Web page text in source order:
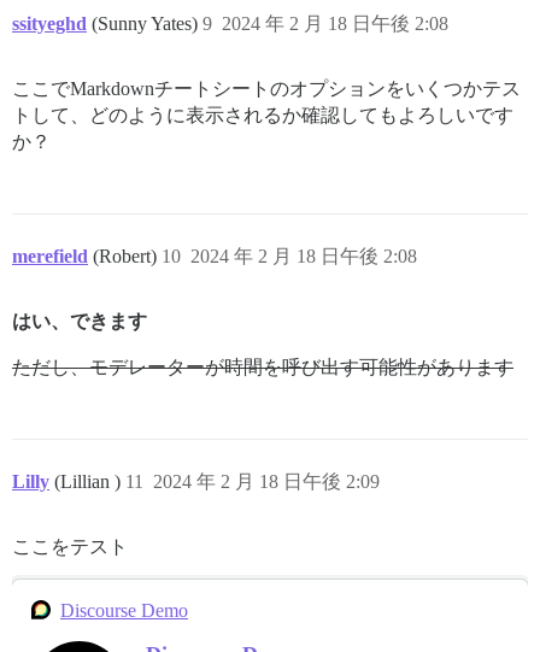
ssityeghd (Sunny Yates) 2024 年 2 月 18 日午後 2:08
9
ここでMarkdownチートシートのオプションをいくつかテス
トして、どのように表示されるか確認してもよろしいです
か？
merefield (Robert) 2024 年 2 月 18 日午後 2:08
10
はい、できます
ただし、モデレーターが時間を呼び出す可能性があります
Lilly (Lillian ) 2024 年 2 月 18 日午後 2:09
11
ここをテスト
Discourse Demo